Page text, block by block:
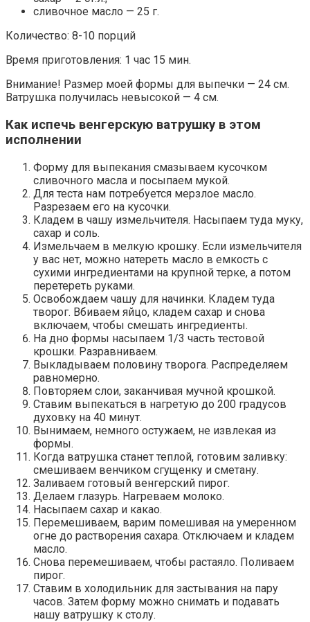
сливочное масло — 25 г.
Количество: 8-10 порций
Время приготовления: 1 час 15 мин.
Внимание! Размер моей формы для выпечки — 24 см.
Ватрушка получилась невысокой — 4 см.
Как испечь венгерскую ватрушку в этом
исполнении
Форму для выпекания смазываем кусочком
сливочного масла и посыпаем мукой.
Для теста нам потребуется мерзлое масло.
Разрезаем его на кусочки.
Кладем в чашу измельчителя. Насыпаем туда муку,
сахар и соль.
Измельчаем в мелкую крошку. Если измельчителя
у вас нет, можно натереть масло в емкость с
сухими ингредиентами на крупной терке, а потом
перетереть руками.
Освобождаем чашу для начинки. Кладем туда
творог. Вбиваем яйцо, кладем сахар и снова
включаем, чтобы смешать ингредиенты.
На дно формы насыпаем 1/3 часть тестовой
крошки. Разравниваем.
Выкладываем половину творога. Распределяем
равномерно.
Повторяем слои, заканчивая мучной крошкой.
Ставим выпекаться в нагретую до 200 градусов
духовку на 40 минут.
Вынимаем, немного остужаем, не извлекая из
формы.
Когда ватрушка станет теплой, готовим заливку:
смешиваем венчиком сгущенку и сметану.
Заливаем готовый венгерский пирог.
Делаем глазурь. Нагреваем молоко.
Насыпаем сахар и какао.
Перемешиваем, варим помешивая на умеренном
огне до растворения сахара. Отключаем и кладем
масло.
Снова перемешиваем, чтобы растаяло. Поливаем
пирог.
Ставим в холодильник для застывания на пару
часов. Затем форму можно снимать и подавать
нашу ватрушку к столу.